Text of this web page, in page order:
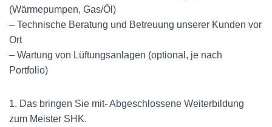
(Wärmepumpen, Gas/Öl)
– Technische Beratung und Betreuung unserer Kunden vor
Ort
– Wartung von Lüftungsanlagen (optional, je nach
Portfolio)
1. Das bringen Sie mit- Abgeschlossene Weiterbildung
zum Meister SHK.